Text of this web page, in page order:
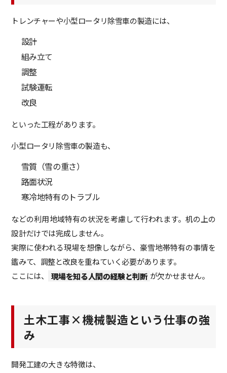
トレンチャーや小型ロータリ除雪車の製造には、
設計
組み立て
調整
試験運転
改良
といった工程があります。
小型ロータリ除雪車の製造も、
雪質（雪の重さ）
路面状況
寒冷地特有のトラブル
などの利用地域特有の状況を考慮して行われます。机の上の
設計だけでは完成しません。
実際に使われる現場を想像しながら、豪雪地帯特有の事情を
鑑みて、調整と改良を重ねていく必要があります。
ここには、
現場を知る人間の経験と判断 が欠かせません。
土木工事×機械製造という仕事の強
み
開発工建の大きな特徴は、